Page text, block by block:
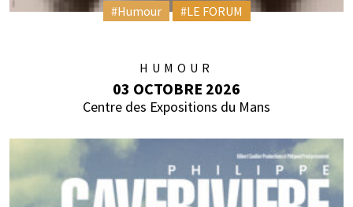
#Humour #LE FORUM
HUMOUR
03 OCTOBRE 2026
Centre des Expositions du Mans